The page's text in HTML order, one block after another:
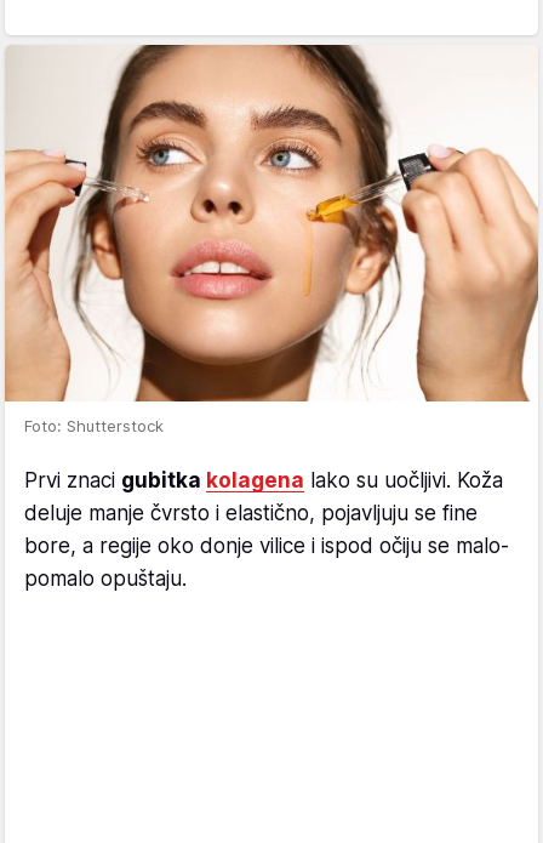
Foto: Shutterstock
Prvi znaci gubitka kolagena lako su uočljivi. Koža
deluje manje čvrsto i elastično, pojavljuju se fine
bore, a regije oko donje vilice i ispod očiju se malo-
pomalo opuštaju.